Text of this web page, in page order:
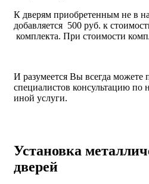
К дверям приобретенным не в
добавляется 500 руб. к
комплекта. При стоимости
И разумеется Вы всегда можете
специалистов консультацию по
иной услуги.
Установка
дверей